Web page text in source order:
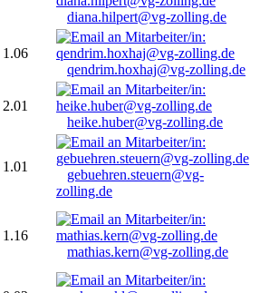
diana.hilpert@vg-zolling.de
1.06
qendrim.hoxhaj@vg-zolling.de
2.01
heike.huber@vg-zolling.de
1.01
gebuehren.steuern@vg-
zolling.de
1.16
mathias.kern@vg-zolling.de